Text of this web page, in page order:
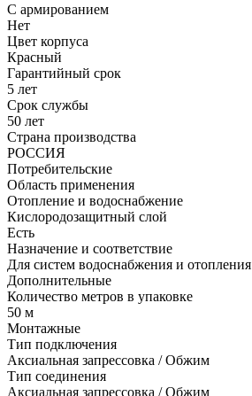
С армированием
Нет
Цвет корпуса
Красный
Гарантийный срок
5 лет
Срок службы
50 лет
Страна производства
РОССИЯ
Потребительские
Область применения
Отопление и водоснабжение
Кислородозащитный слой
Есть
Назначение и соответствие
Для систем водоснабжения и отопления
Дополнительные
Количество метров в упаковке
50 м
Монтажные
Тип подключения
Аксиальная запрессовка / Обжим
Тип соединения
Аксиальная запрессовка / Обжим